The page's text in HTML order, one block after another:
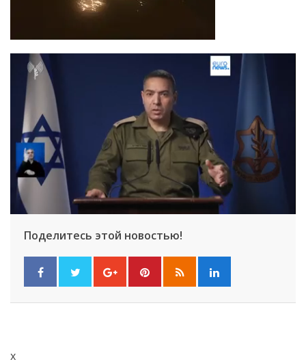
Поделитесь этой новостью!
x